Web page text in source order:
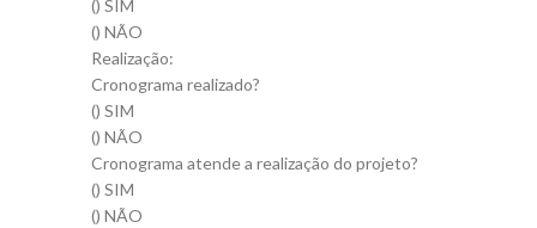
() SIM
() NÃO
Realização:
Cronograma realizado?
() SIM
() NÃO
Cronograma atende a realização do projeto?
() SIM
() NÃO